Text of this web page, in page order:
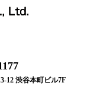
12 渋谷本町ビル7F